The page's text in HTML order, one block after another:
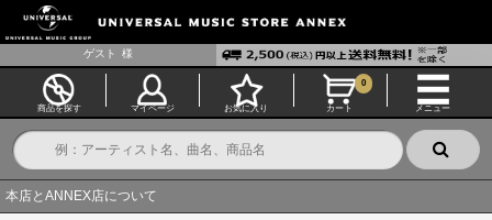
ゲスト 様
商品を探す マイページ お気に入り カート
0
メニュー
本店とANNEX店について